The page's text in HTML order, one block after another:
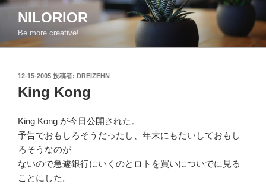
コ
ン
NILORIOR
Be more creative!
投
稿
日:
12-15-2005 投稿者: DREIZEHN
King Kong
King Kong が今日公開された。
予告でおもしろそうだったし、年末にもたいしておもし
ろそうなのが
ないので急遽銀行にいくのとロトを買いについでに見る
ことにした。